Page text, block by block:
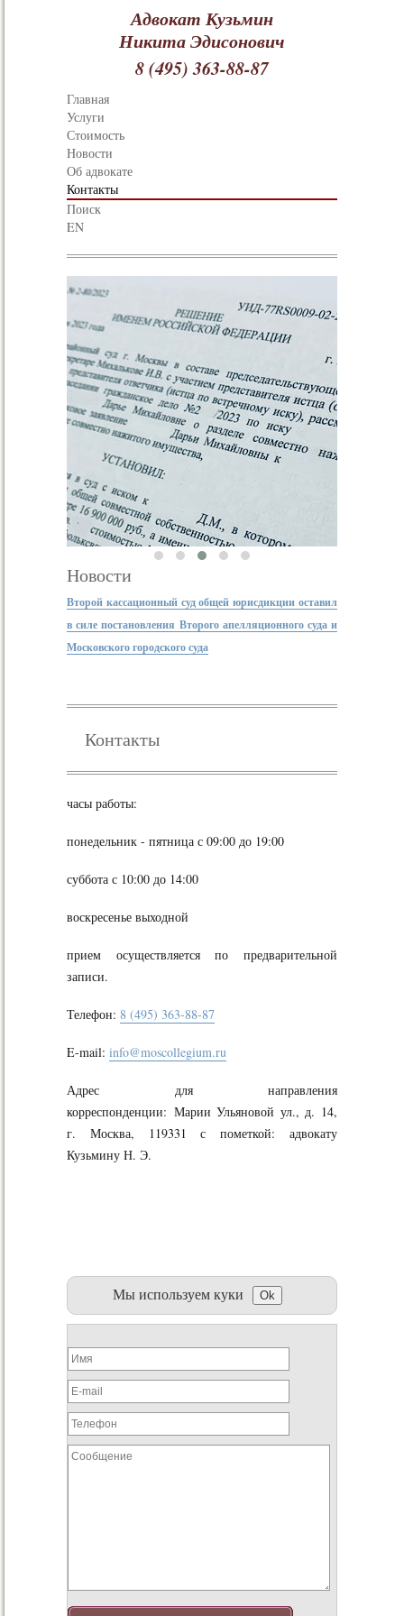
Адвокат Кузьмин
Никита Эдисонович
8 (495) 363-88-87
Главная
Услуги
Стоимость
Новости
Об адвокате
Контакты
Поиск
EN
Новости
Второй кассационный суд общей юрисдикции оставил
в силе постановления Второго апелляционного суда и
Московского городского суда
Контакты
часы работы:
понедельник - пятница с 09:00 до 19:00
суббота с 10:00 до 14:00
воскресенье выходной
прием осуществляется по предварительной
записи.
Телефон: 8 (495) 363-88-87
E-mail: info@moscollegium.ru
Адрес для направления
корреспонденции: Марии Ульяновой ул., д. 14,
г. Москва, 119331 с пометкой: адвокату
Кузьмину Н. Э.
Мы используем куки Ok